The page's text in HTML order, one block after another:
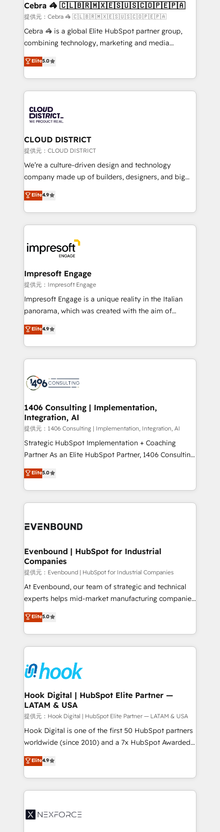
CS: 245% organic growth & +751% new visitors for a
full-funnel HubSpot project ✨ CS: 415% conversion
boost with a new HubSpot site Recognized leaders:
🏆 HubSpot Platform Migration Impact Award 🏆
Inbound Campaign of the Year 🏆 Gold AVA Digital
Award for Best Website 🌟 Accreditations: CRM
Cebra 🦓 🇨🇱🇧🇷🇲🇽🇪🇸🇺🇸🇨🇴🇵🇪🇵🇦
提供元：Cebra 🦓 🇨🇱🇧🇷🇲🇽🇪🇸🇺🇸🇨🇴🇵🇪🇵🇦
Cebra 🦓 is a global Elite HubSpot partner group,
combining technology, marketing and media
expertise across Latin America and Southern
Europe, with teams across 7 countries. Born in Chile,
we combine local insight with international reach to
help businesses grow through technology, creativity,
500+ HubSpot implementations, building end-to-
end solutions that integrate CRM, AI automation,
inbound and loop marketing, content, and digital
creativity. Our multicultural team works in Spanish,
Portuguese, and English to design scalable strategies
that drive measurable growth. 🌎 Highlights: • 10+
Platform Migration Excellence. • Top 3 Partner of the
Year LATAM 2022, 2023, 2024, 2025. • Partner of the
business with HubSpot? Let Cebra’s experts help
you grow faster, smarter, and with impact.
Elite5.0
CLOUD DISTRICT
提供元：CLOUD DISTRICT
We’re a culture-driven design and technology
company made up of builders, designers, and big
thinkers. We blend strategy, design, and
development—always fueled by curiosity—to turn
ideas, opportunities, and challenges into meaningful
experiences. To us, technology is more than just
and—most importantly—simple. That’s why we lean
into bold ideas and shape them into thoughtful
products and strategies that actually make a
difference.
Elite4.9
Impresoft Engage
提供元：Impresoft Engage
Impresoft Engage is a unique reality in the Italian
panorama, which was created with the aim of
putting Customer Experience at the center by
creating digital environments capable of integrating
people, processes and data. We offer the best
digital solutions on the market, ranging from CRM
marketing automation to online and offline sales
allowing companies to optimize processes and meet
the needs of the customer. We are part of Impresoft
Group, a group of specialized and complementary
companies that divide their offer into 4
Competence Centers: Smart Manufacturing,
The synergies generated by these integrations,
together with the combination of talents, skills,
to accompany companies on their digital
Elite4.9
1406 Consulting | Implementation,
Integration, AI
提供元：1406 Consulting | Implementation, Integration, AI
Strategic HubSpot Implementation + Coaching
Partner As an Elite HubSpot Partner, 1406 Consulting
helps mid-market revenue teams transform how
they sell, market, and serve. We don't just build your
HubSpot—we teach your team to own it, then stay
to help you keep winning. What We Do ⚙️ CRM
Data & Content 📈 Sales & Marketing Alignment +
Agent Creation 🔄 Custom Integrations & Data
Migration Why 1406 We become part of your team.
Your team learns while we build. We fix what others
broke. Built for mid-market reality—practical
solutions that work with your actual headcount and
HubSpot partners 🔄 Top 5% globally in client
retention 📅 8+ years of consistent results since 2017
move beyond spreadsheets into unified systems
that drive real business results.
Elite5.0
Evenbound | HubSpot for Industrial
Companies
提供元：Evenbound | HubSpot for Industrial Companies
At Evenbound, our team of strategic and technical
experts helps mid-market manufacturing companies
achieve real growth. We specialize in delivering
tailored solutions that drive results by leveraging
HubSpot’s platform and data to fuel success.
Technical Solutions: - HubSpot Technical Consulting -
Onboarding - Data Migration & Integrations -
Technical Audit & Optimization Strategic Solutions: -
Revenue Operations - Inbound Marketing -
Outbound Marketing - HubSpot CMS Website
Design & Development We empower our clients to
reach their full potential by providing transparent,
relationship-driven support. With over 300 HubSpot
technical know-how and strategic guidance you
need to succeed.
Elite5.0
Hook Digital | HubSpot Elite Partner —
LATAM & USA
提供元：Hook Digital | HubSpot Elite Partner — LATAM & USA
Hook Digital is one of the first 50 HubSpot partners
worldwide (since 2010) and a 7x HubSpot Awarded
Elite Partner. With 500+ projects across the U.S.,
Brazil, and LATAM, we combine global expertise with
regional experience. Today, we are Brazil’s largest
HubSpot Elite Partner—trusted by companies across
Implementation & Migration Onboarding across all
Elite4.9